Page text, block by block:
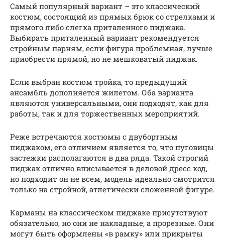
Самый популярный вариант – это классический
костюм, состоящий из прямых брюк со стрелками и
прямого либо слегка приталенного пиджака.
Выбирать приталенный вариант рекомендуется
стройным парням, если фигура проблемная, лучше
приобрести прямой, но не мешковатый пиджак.
Если выбран костюм тройка, то предыдущий
ансамбль дополняется жилетом. Оба варианта
являются универсальными, они подходят, как для
работы, так и для торжественных мероприятий.
Реже встречаются костюмы с двубортным
пиджаком, его отличием является то, что пуговицы
застежки располагаются в два ряда. Такой строгий
пиджак отлично вписывается в деловой дресс код,
но подходит он не всем, модель идеально смотрится
только на стройной, атлетически сложенной фигуре.
Карманы на классическом пиджаке присутствуют
обязательно, но они не накладные, а прорезные. Они
могут быть оформлены «в рамку» или прикрыты